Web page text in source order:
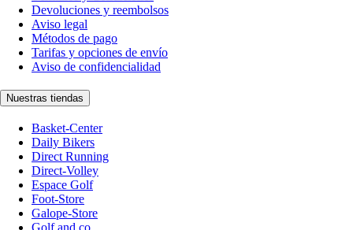
Devoluciones y reembolsos
Aviso legal
Métodos de pago
Tarifas y opciones de envío
Aviso de confidencialidad
Nuestras tiendas
Basket-Center
Daily Bikers
Direct Running
Direct-Volley
Espace Golf
Foot-Store
Galope-Store